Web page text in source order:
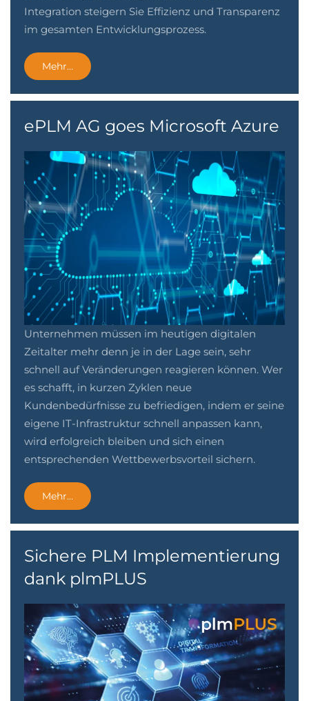
Integration steigern Sie Effizienz und Transparenz
im gesamten Entwicklungsprozess.
Mehr...
ePLM AG goes Microsoft Azure
Unternehmen müssen im heutigen digitalen
Zeitalter mehr denn je in der Lage sein, sehr
schnell auf Veränderungen reagieren können. Wer
es schafft, in kurzen Zyklen neue
Kundenbedürfnisse zu befriedigen, indem er seine
eigene IT-Infrastruktur schnell anpassen kann,
wird erfolgreich bleiben und sich einen
entsprechenden Wettbewerbsvorteil sichern.
Mehr...
Sichere PLM Implementierung
dank plmPLUS